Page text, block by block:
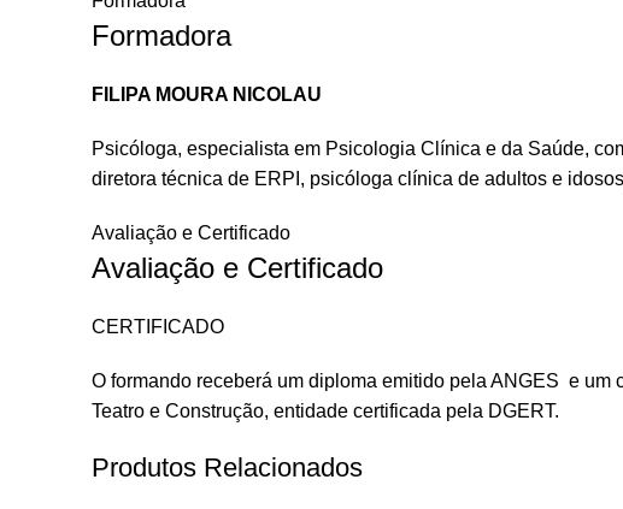
Formadora
FILIPA MOURA NICOLAU
Psicóloga, especialista em Psicologia Clínica e da Saúde,
diretora técnica de ERPI, psicóloga clínica de adultos e
Avaliação e Certificado
Avaliação e Certificado
CERTIFICADO
O formando receberá um diploma emitido pela ANGES e um
Teatro e Construção, entidade certificada pela DGERT.
Produtos Relacionados